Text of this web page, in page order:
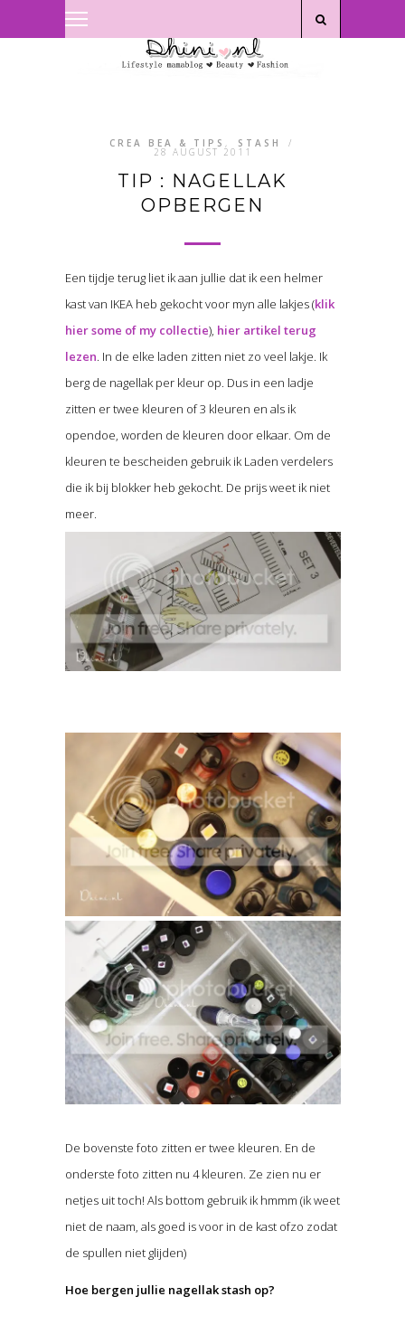
CREA BEA & TIPS , STASH /
28 AUGUST 2011
TIP : NAGELLAK
OPBERGEN
Een tijdje terug liet ik aan jullie dat ik een helmer
kast van IKEA heb gekocht voor myn alle lakjes (klik
hier some of my collectie), hier artikel terug
lezen. In de elke laden zitten niet zo veel lakje. Ik
berg de nagellak per kleur op. Dus in een ladje
zitten er twee kleuren of 3 kleuren en als ik
opendoe, worden de kleuren door elkaar. Om de
kleuren te bescheiden gebruik ik Laden verdelers
die ik bij blokker heb gekocht. De prijs weet ik niet
meer.
De bovenste foto zitten er twee kleuren. En de
onderste foto zitten nu 4 kleuren. Ze zien nu er
netjes uit toch! Als bottom gebruik ik hmmm (ik weet
niet de naam, als goed is voor in de kast ofzo zodat
de spullen niet glijden)
Hoe bergen jullie nagellak stash op?